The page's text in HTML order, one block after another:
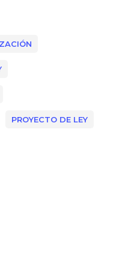
PROYECTO DE LEY